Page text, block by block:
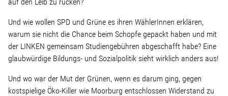
Wohnopoly
Das Buch
Leseprobe
Und wie wollen SPD und Grüne es ihren WählerInnen erklären,
warum sie nicht die Chance beim Schopfe gepackt haben und mit
der LINKEN gemeinsam Studiengebühren abgeschafft habe? Eine
glaubwürdige Bildungs- und Sozialpolitik sieht wirklich anders aus!
Und wo war der Mut der Grünen, wenn es darum ging, gegen
kostspielige Öko-Killer wie Moorburg entschlossen Widerstand zu